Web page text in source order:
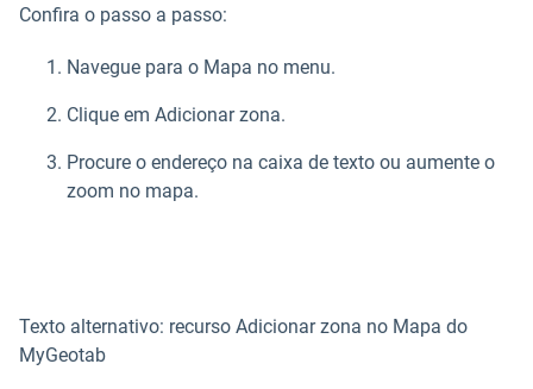
Confira o passo a passo:
Navegue para o Mapa no menu.
Clique em Adicionar zona.
Procure o endereço na caixa de texto ou aumente o
zoom no mapa.
Texto alternativo: recurso Adicionar zona no Mapa do
MyGeotab